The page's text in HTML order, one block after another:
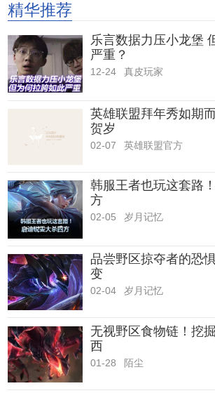
精华推荐
乐言数据力压小龙堡
严重？
12-24 真皮玩家
英雄联盟拜年秀如期
贺岁
02-07 英雄联盟官方
韩服王者也玩这套路
方
02-05 岁月记忆
品尝野区掠夺者的恐
变
02-04 岁月记忆
无视野区食物链！挖
西
01-28 陌尘